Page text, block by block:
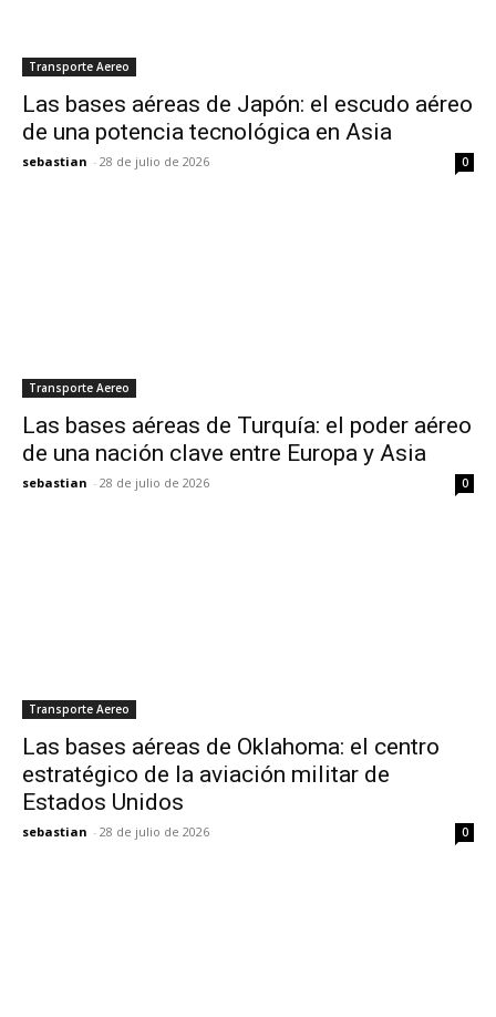
Transporte Aereo
Las bases aéreas de Japón: el escudo aéreo
de una potencia tecnológica en Asia
sebastian - 28 de julio de 2026 0
Transporte Aereo
Las bases aéreas de Turquía: el poder aéreo
de una nación clave entre Europa y Asia
sebastian - 28 de julio de 2026 0
Transporte Aereo
Las bases aéreas de Oklahoma: el centro
estratégico de la aviación militar de
Estados Unidos
sebastian - 28 de julio de 2026 0